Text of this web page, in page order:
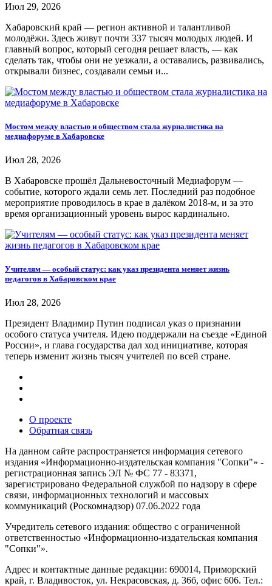
Июл 29, 2026
Хабаровский край — регион активной и талантливой
молодёжи. Здесь живут почти 337 тысяч молодых людей. И
главный вопрос, который сегодня решает власть, — как
сделать так, чтобы они не уезжали, а оставались, развивались,
открывали бизнес, создавали семьи и...
Мостом между властью и обществом стала журналистика на
медиафоруме в Хабаровске
Июл 28, 2026
В Хабаровске прошёл Дальневосточный Медиафорум —
событие, которого ждали семь лет. Последний раз подобное
мероприятие проводилось в крае в далёком 2018-м, и за это
время организационный уровень вырос кардинально.
Учителям — особый статус: как указ президента меняет жизнь
педагогов в Хабаровском крае
Июл 28, 2026
Президент Владимир Путин подписал указ о признании
особого статуса учителя. Идею поддержали на съезде «Единой
России», и глава государства дал ход инициативе, которая
теперь изменит жизнь тысяч учителей по всей стране.
О проекте
Обратная связь
На данном сайте распространяется информация сетевого
издания «Информационно-издательская компания "Сопки"» -
регистрационная запись ЭЛ № ФС 77 - 83371,
зарегистрировано Федеральной службой по надзору в сфере
связи, информационных технологий и массовых
коммуникаций (Роскомнадзор) 07.06.2022 года
Учредитель сетевого издания: общество с ограниченной
ответственностью «Информационно-издательская компания
"Сопки"».
Адрес и контактные данные редакции: 690014, Приморский
край, г. Владивосток, ул. Некрасовская, д. 36б, офис 606. Тел.: